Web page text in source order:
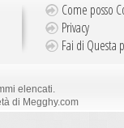
Come posso
Privacy
Fai di Questa
elencati.
di Megghy.com